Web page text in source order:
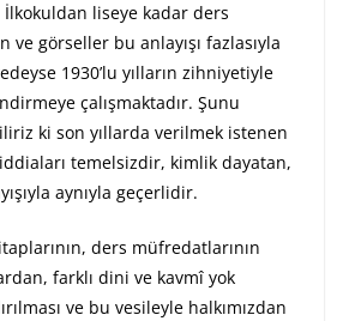
liseye kadar ders
ve görseller bu anlayışı fazlasıyla
1930’lu yılların zihniyetiyle
çalışmaktadır. Şunu
ki son yıllarda verilmek istenen
temelsizdir, kimlik dayatan,
aynıyla geçerlidir.
ders müfredatlarının
farklı dini ve kavmî yok
ve bu vesileyle halkımızdan